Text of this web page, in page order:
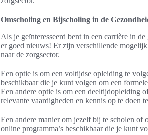
Omscholing en Bijscholing in de
Als je geïnteresseerd bent in een carrière in
er goed nieuws! Er zijn verschillende
naar de zorgsector.
Een optie is om een voltijdse opleiding te
beschikbaar die je kunt volgen om een
Een andere optie is om een deeltijdopleiding
relevante vaardigheden en kennis op te doen
Een andere manier om jezelf bij te scholen of
online programma’s beschikbaar die je kunt